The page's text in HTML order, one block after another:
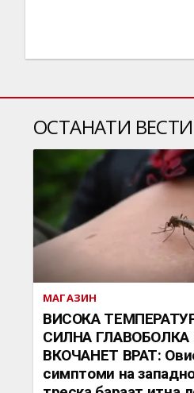
ОСТАНАТИ
МАГАЗИН
ВИСОКА
СИЛНА ГЛАВОБОЛКА
ВКОЧАНЕТ ВРАТ:
симптоми на